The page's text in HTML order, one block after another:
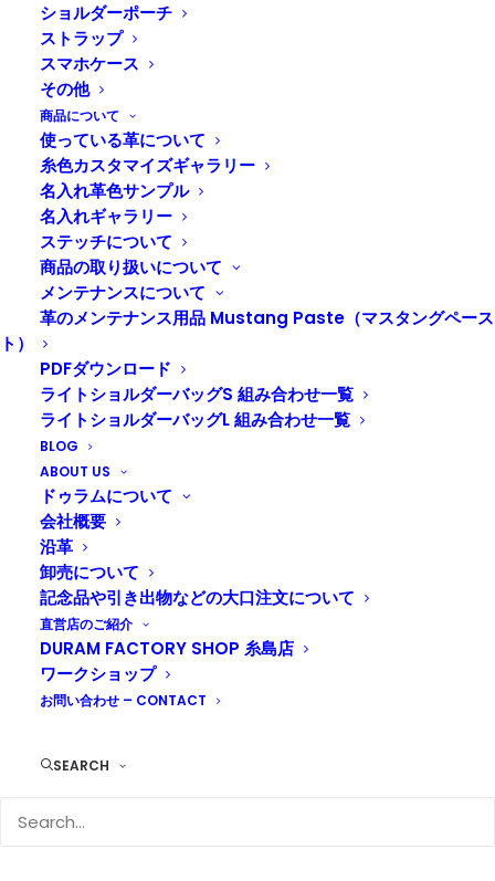
ショルダーポーチ
ストラップ
スマホケース
その他
商品について
使っている革について
糸色カスタマイズギャラリー
名入れ革色サンプル
名入れギャラリー
ステッチについて
商品の取り扱いについて
メンテナンスについて
革のメンテナンス用品 Mustang Paste（マスタングペース
ト）
PDFダウンロード
ライトショルダーバッグS 組み合わせ一覧
ライトショルダーバッグL 組み合わせ一覧
BLOG
ABOUT US
ドゥラムについて
会社概要
沿革
卸売について
記念品や引き出物などの大口注文について
直営店のご紹介
DURAM FACTORY SHOP 糸島店
ワークショップ
お問い合わせ – CONTACT
SEARCH
敬老の日キャンペーン始まりました。
Duram Online Shopでは9/19の敬老の日まで、
メガネケースと三角コインケースの名入れが
無料でご利用いただけます！
この機会におじいちゃん、おばあちゃんへ
感謝の気持ちを込めたプレゼントはいかがですか？
詳しくは” こちら“!